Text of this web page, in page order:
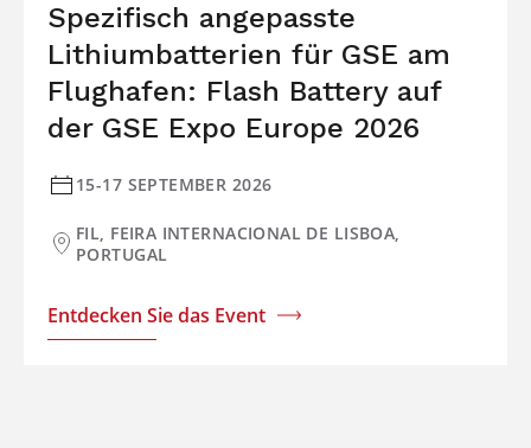
Spezifisch angepasste
Lithiumbatterien für GSE am
Flughafen: Flash Battery auf
der GSE Expo Europe 2026
15-17 SEPTEMBER 2026
FIL, FEIRA INTERNACIONAL DE LISBOA,
PORTUGAL
Entdecken Sie das Event